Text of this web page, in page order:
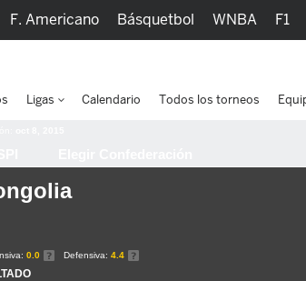
0.0 Defensiva: 4.4
F. Americano Básquetbol WNBA F1
Ligas Calendario Todos los torneos